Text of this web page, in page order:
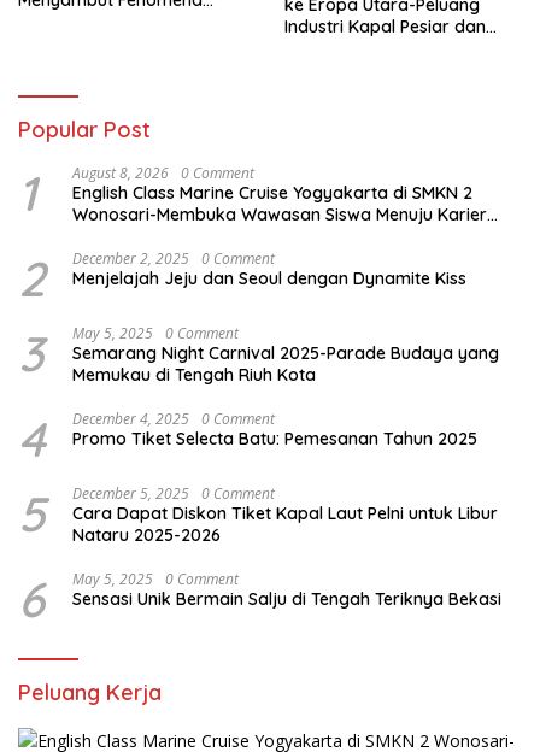
ke Eropa Utara-Peluang
Industri Kapal Pesiar dan
Popular Post
1 August 8, 2026 0 Comment
English Class Marine Cruise Yogyakarta di SMKN 2
Wonosari-Membuka Wawasan Siswa Menuju Karier
2 December 2, 2025 0 Comment
Menjelajah Jeju dan Seoul dengan Dynamite Kiss
3 May 5, 2025 0 Comment
Semarang Night Carnival 2025-Parade Budaya yang
Memukau di Tengah Riuh Kota
4 December 4, 2025 0 Comment
Promo Tiket Selecta Batu: Pemesanan Tahun 2025
5 December 5, 2025 0 Comment
Cara Dapat Diskon Tiket Kapal Laut Pelni untuk Libur
Nataru 2025-2026
6 May 5, 2025 0 Comment
Sensasi Unik Bermain Salju di Tengah Teriknya Bekasi
Peluang Kerja